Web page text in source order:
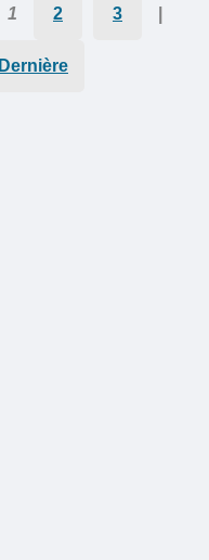
1 2 3
Dernière